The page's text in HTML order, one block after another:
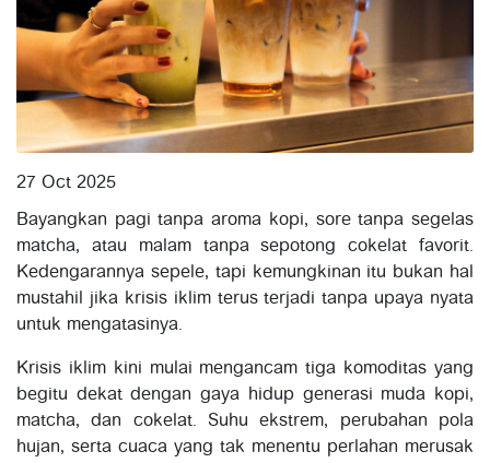
27 Oct 2025
Bayangkan pagi tanpa aroma kopi, sore tanpa segelas
matcha, atau malam tanpa sepotong cokelat favorit.
Kedengarannya sepele, tapi kemungkinan itu bukan hal
mustahil jika krisis iklim terus terjadi tanpa upaya nyata
untuk mengatasinya.
Krisis iklim kini mulai mengancam tiga komoditas yang
begitu dekat dengan gaya hidup generasi muda kopi,
matcha, dan cokelat. Suhu ekstrem, perubahan pola
hujan, serta cuaca yang tak menentu perlahan merusak